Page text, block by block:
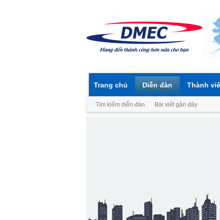
Trang chủ Diễn đàn
Tìm kiếm diễn đàn Bài viết gần đây
Thành